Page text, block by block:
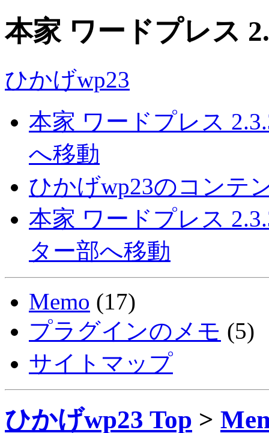
本家 ワードプレス
ひかげwp23
本家 ワードプレス
へ移動
ひかげwp23のコンテ
本家 ワードプレス
ター部へ移動
Memo (17)
プラグインのメモ (5)
サイトマップ
ひかげwp23 Top >